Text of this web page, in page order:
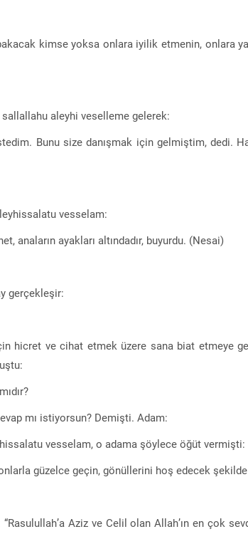
kimse yoksa onlara iyilik etmenin, onlara
aleyhi veselleme gelerek:
Bunu size danışmak için gelmiştim, dedi.
vesselam:
anaların ayakları altındadır, buyurdu. (Nesai)
gerçekleşir:
hicret ve cihat etmek üzere sana biat etmeye
mı istiyorsun? Demişti. Adam:
vesselam, o adama şöylece öğüt vermişti:
onlarla güzelce geçin, gönüllerini hoş edecek
Aziz ve Celil olan Allah’ın en çok